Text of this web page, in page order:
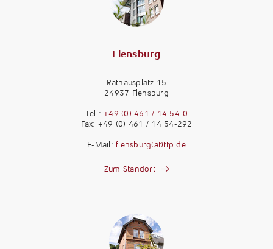
Flensburg
Rathausplatz 15
24937 Flensburg
Tel.:+49 (0) 461 / 14 54-0
Fax: +49 (0) 461 / 14 54-292
E-Mail: flensburg(at)ttp.de
Zum Standort